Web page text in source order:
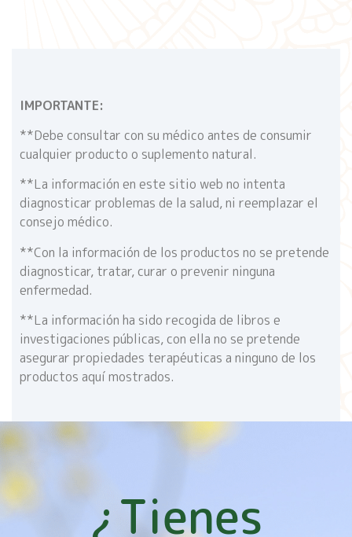
IMPORTANTE:
**Debe consultar con su médico antes de consumir
cualquier producto o suplemento natural.
**La información en este sitio web no intenta
diagnosticar problemas de la salud, ni reemplazar el
consejo médico.
**Con la información de los productos no se pretende
diagnosticar, tratar, curar o prevenir ninguna
enfermedad.
**La información ha sido recogida de libros e
investigaciones públicas, con ella no se pretende
asegurar propiedades terapéuticas a ninguno de los
productos aquí mostrados.
¿Tienes